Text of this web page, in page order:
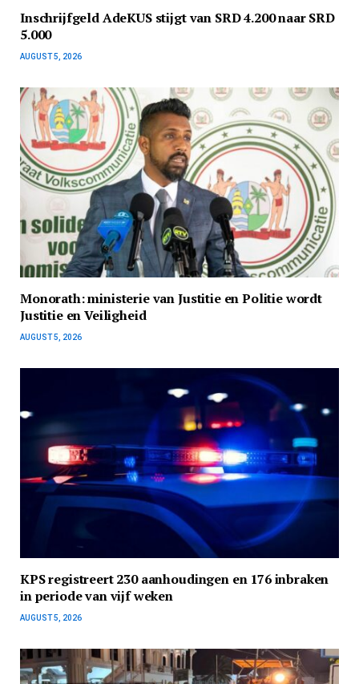
Inschrijfgeld AdeKUS stijgt van SRD 4.200 naar SRD
5.000
AUGUST 5, 2026
Monorath: ministerie van Justitie en Politie wordt
Justitie en Veiligheid
AUGUST 5, 2026
KPS registreert 230 aanhoudingen en 176 inbraken
in periode van vijf weken
AUGUST 5, 2026